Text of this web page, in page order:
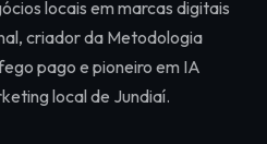
locais em marcas digitais
criador da Metodologia
pago e pioneiro em IA
local de Jundiaí.